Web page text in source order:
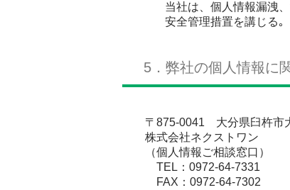
当社は、個人情報漏洩
安全管理措置を講じる｡
5．弊社の個人情報に
〒875-0041 大分県臼杵市
株式会社ネクストワン
（個人情報ご相談窓口）
TEL：0972-64-7331
FAX：0972-64-7302